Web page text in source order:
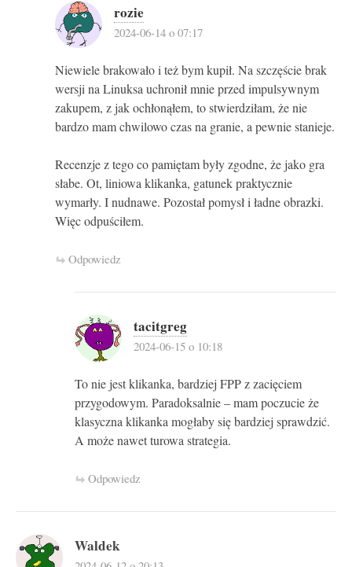
rozie
2024-06-14 o 07:17
Niewiele brakowało i też bym kupił. Na szczęście brak
wersji na Linuksa uchronił mnie przed impulsywnym
zakupem, z jak ochłonąłem, to stwierdziłam, że nie
bardzo mam chwilowo czas na granie, a pewnie stanieje.
Recenzje z tego co pamiętam były zgodne, że jako gra
słabe. Ot, liniowa klikanka, gatunek praktycznie
wymarły. I nudnawe. Pozostał pomysł i ładne obrazki.
Więc odpuściłem.
Odpowiedz
tacitgreg
2024-06-15 o 10:18
To nie jest klikanka, bardziej FPP z zacięciem
przygodowym. Paradoksalnie – mam poczucie że
klasyczna klikanka mogłaby się bardziej sprawdzić.
A może nawet turowa strategia.
Odpowiedz
Waldek